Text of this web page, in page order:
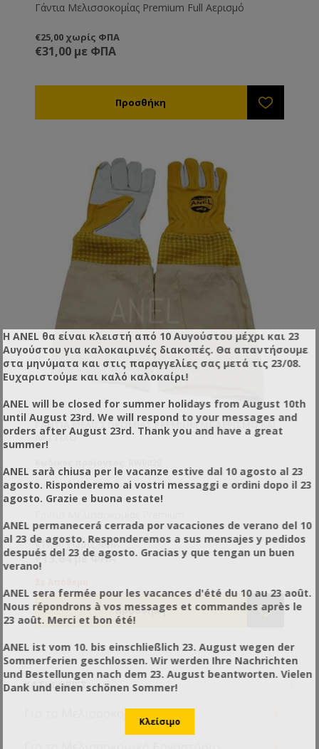
Γάντια Μελισσοκομίας Premium Full Αερισμό
€25,00 χωρίς ΦΠΑ
€31,00 με ΦΠΑ
ΓΆΝΤΙΑ ΜΕΛΙΣΣΟΚΟΜΊΑΣ PREMIUM ΜΕ ΑΕΡΙΣΜΌ ΚΑΙ
ΛΆΣΤΙΧΟ
€11,00 χωρίς ΦΠΑ
€13,64 με ΦΠΑ
ΚΑΤΗΓΟΡΊΕΣ
Για το Μελισσοκομείο
Η ANEL θα είναι κλειστή από 10 Αυγούστου μέχρι και 23
Αυγούστου για καλοκαιρινές διακοπές. Θα απαντήσουμε
στα μηνύματα και στις παραγγελίες σας μετά τις 23/08.
Ευχαριστούμε και καλό καλοκαίρι!
ANEL will be closed for summer holidays from August 10th
until August 23rd. We will respond to your messages and
orders after August 23rd. Thank you and have a great
summer!
ANEL sarà chiusa per le vacanze estive dal 10 agosto al 23
agosto. Risponderemo ai vostri messaggi e ordini dopo il 23
agosto. Grazie e buona estate!
ANEL permanecerá cerrada por vacaciones de verano del 10
al 23 de agosto. Responderemos a sus mensajes y pedidos
después del 23 de agosto. Gracias y que tengan un buen
verano!
ANEL sera fermée pour les vacances d'été du 10 au 23 août.
Nous répondrons à vos messages et commandes après le
23 août. Merci et bon été!
ANEL ist vom 10. bis einschließlich 23. August wegen der
Sommerferien geschlossen. Wir werden Ihre Nachrichten
und Bestellungen nach dem 23. August beantworten. Vielen
Dank und einen schönen Sommer!